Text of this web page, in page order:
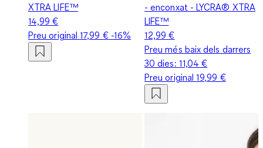
XTRA LIFE™
14,99 €
Preu original17,99 €-16%
- enconxat - LYCRA® XTRA
LIFE™
12,99 €
Preu més baix dels darrers
30 dies: 11,04 €
Preu original19,99 €